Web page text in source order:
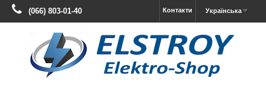
Українська
Контакти
(066) 803-01-40